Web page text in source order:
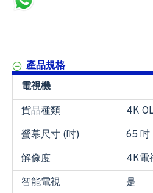
產品規格
電視機
貨品種類
4K
螢幕尺寸 (吋)
65 吋
解像度
4K電
智能電視
是